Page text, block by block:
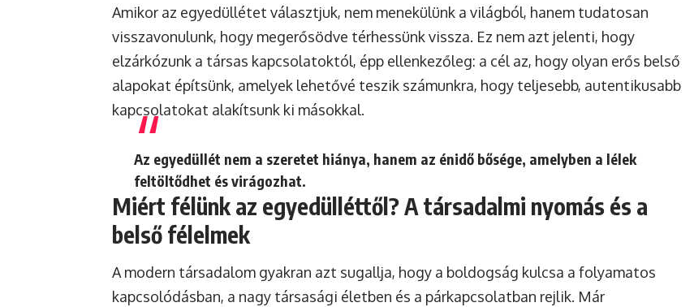
Amikor az egyedüllétet választjuk, nem menekülünk a világból, hanem tudatosan
visszavonulunk, hogy megerősödve térhessünk vissza. Ez nem azt jelenti, hogy
elzárkózunk a társas kapcsolatoktól, épp ellenkezőleg: a cél az, hogy olyan erős belső
alapokat építsünk, amelyek lehetővé teszik számunkra, hogy teljesebb, autentikusabb
kapcsolatokat alakítsunk ki másokkal.
Az egyedüllét nem a szeretet hiánya, hanem az énidő bősége, amelyben a lélek
feltöltődhet és virágozhat.
Miért félünk az egyedülléttől? A társadalmi nyomás és a
belső félelmek
A modern társadalom gyakran azt sugallja, hogy a boldogság kulcsa a folyamatos
kapcsolódásban, a nagy társasági életben és a párkapcsolatban rejlik. Már